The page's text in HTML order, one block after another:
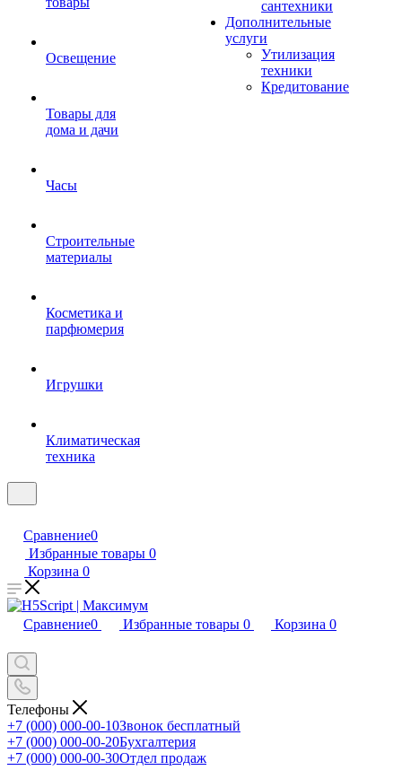
Освещение
Товары для
дома и дачи
Часы
Строительные
материалы
Косметика и
парфюмерия
Игрушки
Климатическая
техника
сантехники
Дополнительные
услуги
Утилизация
техники
Кредитование
Сравнение0
Избранные товары 0
Корзина 0
Сравнение0 Избранные товары 0 Корзина 0
Телефоны
+7 (000) 000-00-10Звонок бесплатный
+7 (000) 000-00-20Бухгалтерия
+7 (000) 000-00-30Отдел продаж